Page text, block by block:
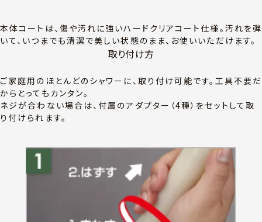
本体コートは、傷や汚れに強いハードクリアコート仕様。汚れを弾
いて、いつまでも清潔で美しい状態のまま、お使いいただけます。
取り付け方
ご家庭用のほとんどのシャワーに、取り付け可能です。工具不要だ
からとってもカンタン。
ネジが合わない場合は、付属のアダプター（4種）をセットして取
り付けられます。